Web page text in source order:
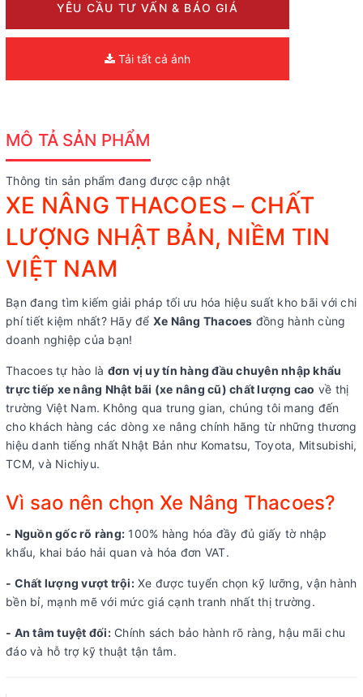
YÊU CẦU TƯ VẤN & BÁO GIÁ
Tải tất cả ảnh
MÔ TẢ SẢN PHẨM
Thông tin sản phẩm đang được cập nhật
XE NÂNG THACOES – CHẤT
LƯỢNG NHẬT BẢN, NIỀM TIN
VIỆT NAM
Bạn đang tìm kiếm giải pháp tối ưu hóa hiệu suất kho bãi với chi
phí tiết kiệm nhất? Hãy để Xe Nâng Thacoes đồng hành cùng
doanh nghiệp của bạn!
Thacoes tự hào là đơn vị uy tín hàng đầu chuyên nhập khẩu
trực tiếp xe nâng Nhật bãi (xe nâng cũ) chất lượng cao về thị
trường Việt Nam. Không qua trung gian, chúng tôi mang đến
cho khách hàng các dòng xe nâng chính hãng từ những thương
hiệu danh tiếng nhất Nhật Bản như Komatsu, Toyota, Mitsubishi,
TCM, và Nichiyu.
Vì sao nên chọn Xe Nâng Thacoes?
- Nguồn gốc rõ ràng: 100% hàng hóa đầy đủ giấy tờ nhập
khẩu, khai báo hải quan và hóa đơn VAT.
- Chất lượng vượt trội:Xe được tuyển chọn kỹ lưỡng, vận hành
bền bỉ, mạnh mẽ với mức giá cạnh tranh nhất thị trường.
- An tâm tuyệt đối:Chính sách bảo hành rõ ràng, hậu mãi chu
đáo và hỗ trợ kỹ thuật tận tâm.